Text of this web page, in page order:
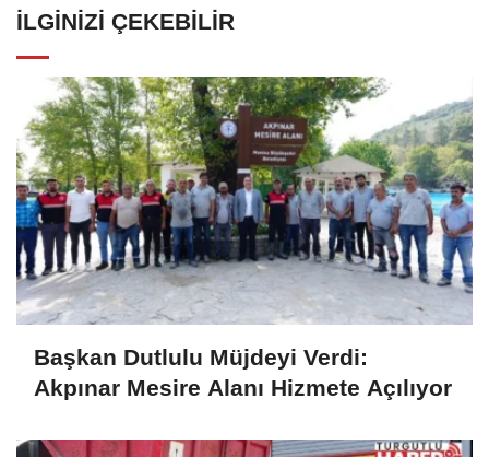
İLGINIZI ÇEKEBILIR
Başkan Dutlulu Müjdeyi Verdi:
Akpınar Mesire Alanı Hizmete Açılıyor